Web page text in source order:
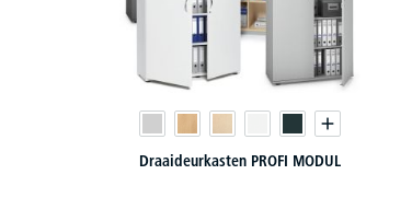
Draaideurkasten PROFI MODUL